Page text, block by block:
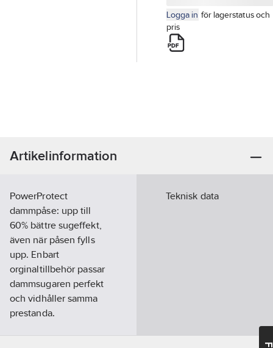
Logga in för lagerstatus och
pris
Artikelinformation
PowerProtect
dammpåse: upp till
60% bättre sugeffekt,
även när påsen fylls
upp. Enbart
orginaltillbehör passar
dammsugaren perfekt
och vidhåller samma
prestanda.
Teknisk data